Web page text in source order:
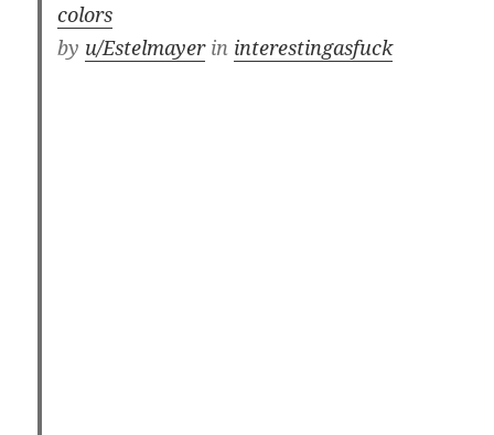
colors
by u/Estelmayerin interestingasfuck